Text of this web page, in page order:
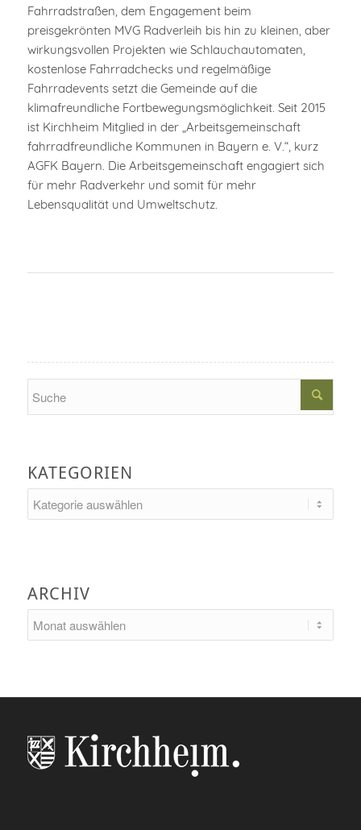
Fahrradstraßen, dem Engagement beim
preisgekrönten MVG Radverleih bis hin zu kleinen, aber
wirkungsvollen Projekten wie Schlauchautomaten,
kostenlose Fahrradchecks und regelmäßige
Fahrradevents setzt die Gemeinde auf die
klimafreundliche Fortbewegungsmöglichkeit. Seit 2015
ist Kirchheim Mitglied in der „Arbeitsgemeinschaft
fahrradfreundliche Kommunen in Bayern e. V.“, kurz
AGFK Bayern. Die Arbeitsgemeinschaft engagiert sich
für mehr Radverkehr und somit für mehr
Lebensqualität und Umweltschutz.
KATEGORIEN
ARCHIV